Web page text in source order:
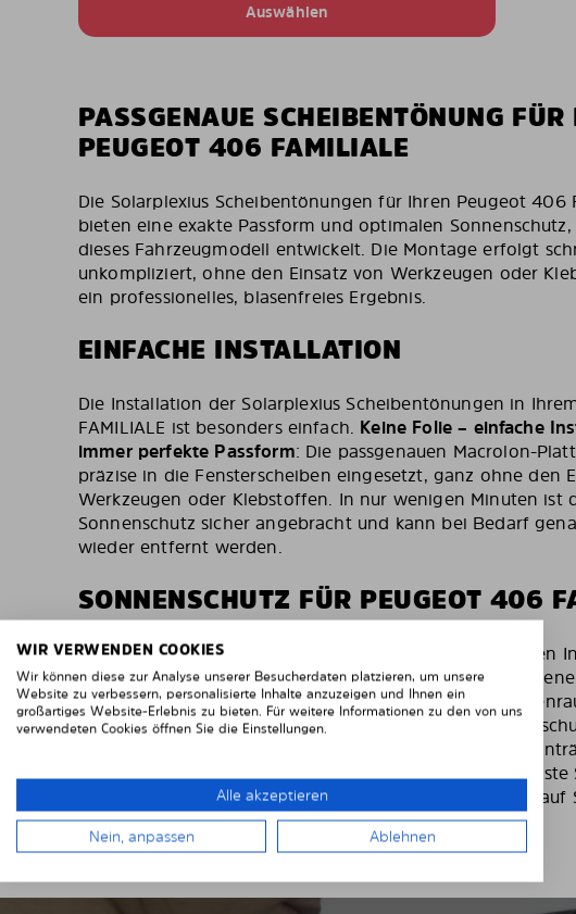
Auswählen
PASSGENAUE SCHEIBENTÖNUNG FÜR
PEUGEOT 406 FAMILIALE
Die Solarplexius Scheibentönungen für Ihren Peugeot 406
bieten eine exakte Passform und optimalen
dieses Fahrzeugmodell entwickelt. Die Montage erfolgt
unkompliziert, ohne den Einsatz von Werkzeugen oder
ein professionelles, blasenfreies Ergebnis.
EINFACHE INSTALLATION
Die Installation der Solarplexius Scheibentönungen in
FAMILIALE ist besonders einfach. Keine Folie – einfache
immer perfekte Passform: Die passgenauen Macrolon-
präzise in die Fensterscheiben eingesetzt, ganz ohne den
Werkzeugen oder Klebstoffen. In nur wenigen Minuten ist
Sonnenschutz sicher angebracht und kann bei Bedarf
wieder entfernt werden.
SONNENSCHUTZ FÜR PEUGEOT 406
Mit den Solarplexius Scheibentönungen schützen Sie den
Peugeot 406 FAMILIALE zuverlässig vor intensiver
schädlichen UV-Strahlen. Die Tönungen helfen, die
angenehm kühl zu halten, und bieten gleichzeitig
neugierigen Blicken, ohne die Sicht nach außen zu
TÜV-geprüfte Material sorgt für Langlebigkeit und höchste
500.000 zufriedene Kunden in ganz Europa vertrauen auf
erstklassigen Sonnenschutz.
WIR VERWENDEN COOKIES
Wir können diese zur Analyse unserer Besucherdaten platzieren, um unsere
Website zu verbessern, personalisierte Inhalte anzuzeigen und Ihnen ein
großartiges Website-Erlebnis zu bieten. Für weitere Informationen zu den von uns
verwendeten Cookies öffnen Sie die Einstellungen.
Alle akzeptieren
Nein, anpassen Ablehnen